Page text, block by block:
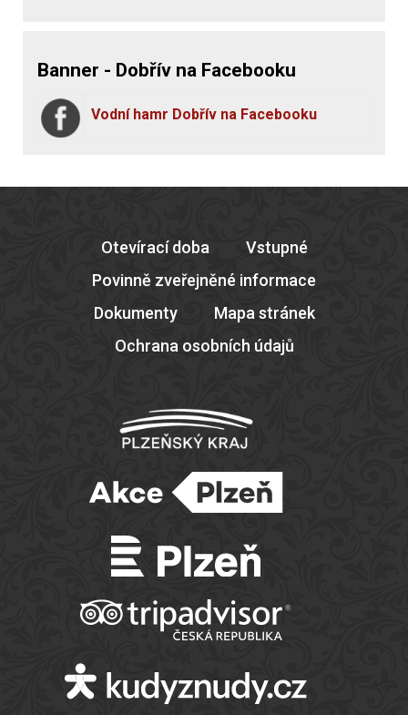
Banner - Dobřív na Facebooku
Vodní hamr Dobřív na Facebooku
Otevírací doba
Vstupné
Povinně zveřejněné informace
Dokumenty
Mapa stránek
Ochrana osobních údajů